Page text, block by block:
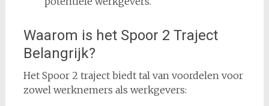
Waarom is het Spoor 2 Traject
Belangrijk?
Het Spoor 2 traject biedt tal van voordelen voor
zowel werknemers als werkgevers: